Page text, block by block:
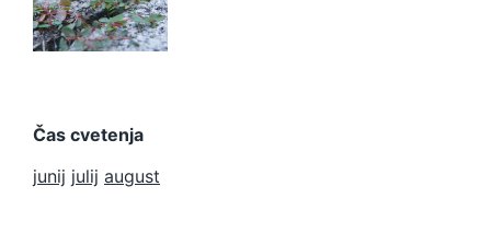
Čas cvetenja
junij julij august